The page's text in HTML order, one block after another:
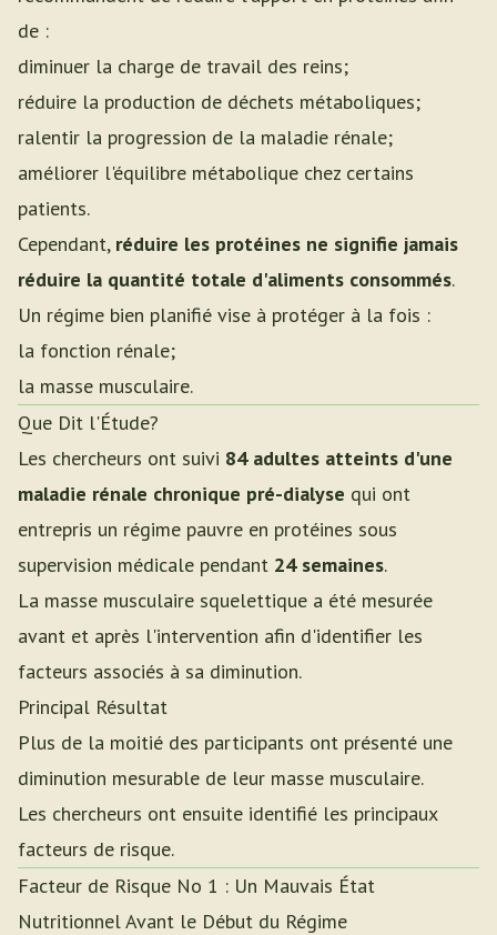
de :
diminuer la charge de travail des reins;
réduire la production de déchets métaboliques;
ralentir la progression de la maladie rénale;
améliorer l'équilibre métabolique chez certains
patients.
Cependant, réduire les protéines ne signifie jamais
réduire la quantité totale d'aliments consommés.
Un régime bien planifié vise à protéger à la fois :
la fonction rénale;
la masse musculaire.
Que Dit l'Étude?
Les chercheurs ont suivi 84 adultes atteints d'une
maladie rénale chronique pré-dialyse qui ont
entrepris un régime pauvre en protéines sous
supervision médicale pendant 24 semaines.
La masse musculaire squelettique a été mesurée
avant et après l'intervention afin d'identifier les
facteurs associés à sa diminution.
Principal Résultat
Plus de la moitié des participants ont présenté une
diminution mesurable de leur masse musculaire.
Les chercheurs ont ensuite identifié les principaux
facteurs de risque.
Facteur de Risque No 1 : Un Mauvais État
Nutritionnel Avant le Début du Régime